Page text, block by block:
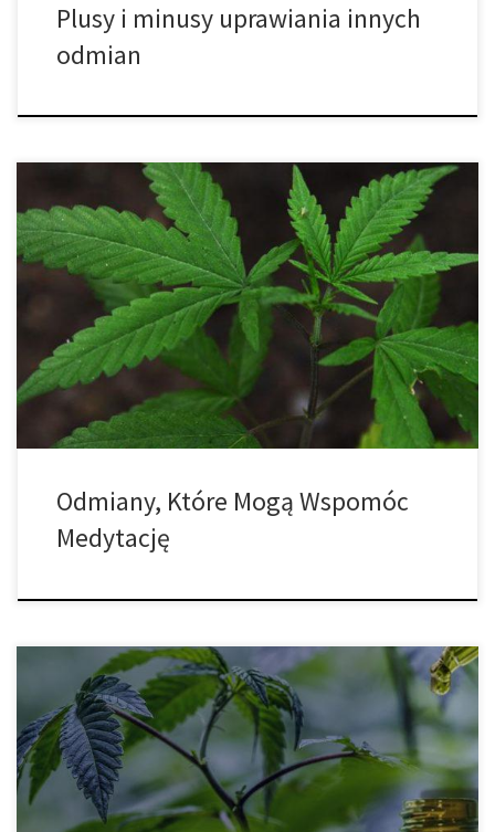
Plusy i minusy uprawiania innych
odmian
Cztery odmiany, które mogą wspomóc medytację. Czy wiesz, że
medytacja jest jednym z najlepszych sposobów na złagodzenie
stresu? Praktykowana przez ludzi już od czasów starożytnych,
medytacja jest wspaniałym narzędziem, które pomaga osiągnąć
wewnętrzny spokój. Jest to także praktyczny sposób na
złagodzenie stresu i polepszenie naszego nastroju. Oprócz
pomocy w ponownym […]
Odmiany, Które Mogą Wspomóc
Medytację
Cannabis stosowane jest w leczeniu wielu różnych schorzeń;
świetnie radzi sobie w przypadku różnego rodzaju bólu jak i
stanów zapalnych, co z kolei sprawia, że potencjalnie może także
leczyć hemoroidy. Hemoroidy to obrzęki składające się z
powiększonych naczyń krwionośnych, które występują w odbycie i